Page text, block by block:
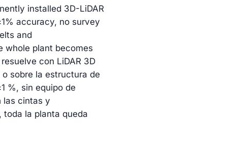
installed 3D-LiDAR
accuracy, no survey
and
whole plant becomes
resuelve con LiDAR 3D
sobre la estructura de
%, sin equipo de
las cintas y
toda la planta queda